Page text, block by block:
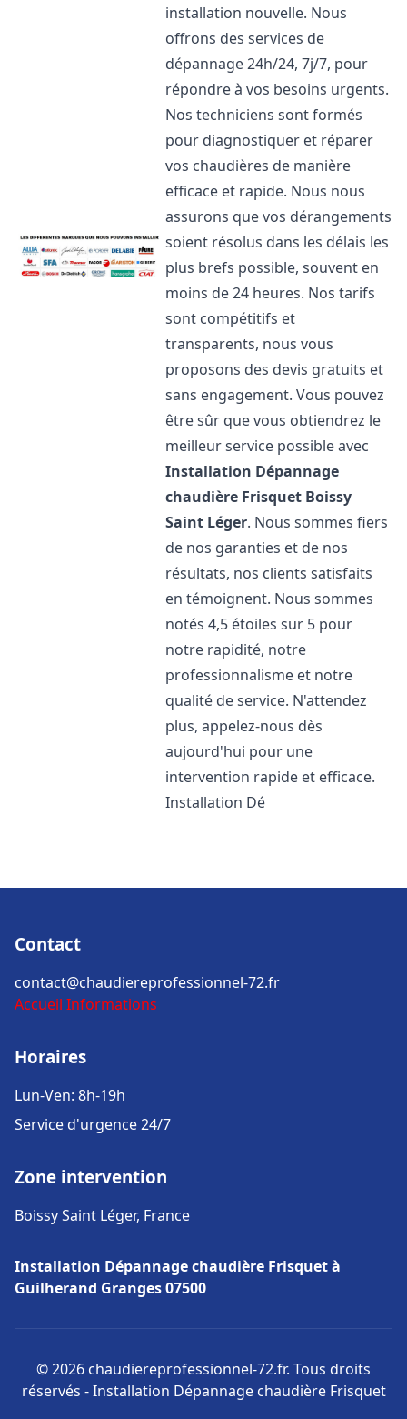
installation nouvelle. Nous
offrons des services de
dépannage 24h/24, 7j/7, pour
répondre à vos besoins urgents.
Nos techniciens sont formés
pour diagnostiquer et réparer
vos chaudières de manière
efficace et rapide. Nous nous
assurons que vos dérangements
soient résolus dans les délais les
plus brefs possible, souvent en
moins de 24 heures. Nos tarifs
sont compétitifs et
transparents, nous vous
proposons des devis gratuits et
sans engagement. Vous pouvez
être sûr que vous obtiendrez le
meilleur service possible avec
Installation Dépannage
chaudière Frisquet Boissy
Saint Léger. Nous sommes fiers
de nos garanties et de nos
résultats, nos clients satisfaits
en témoignent. Nous sommes
notés 4,5 étoiles sur 5 pour
notre rapidité, notre
professionnalisme et notre
qualité de service. N'attendez
plus, appelez-nous dès
aujourd'hui pour une
intervention rapide et efficace.
Installation Dé
Contact
contact@chaudiereprofessionnel-72.fr
Accueil Informations
Horaires
Lun-Ven: 8h-19h
Service d'urgence 24/7
Zone intervention
Boissy Saint Léger, France
Installation Dépannage chaudière Frisquet à
Guilherand Granges 07500
© 2026 chaudiereprofessionnel-72.fr. Tous droits
réservés - Installation Dépannage chaudière Frisquet